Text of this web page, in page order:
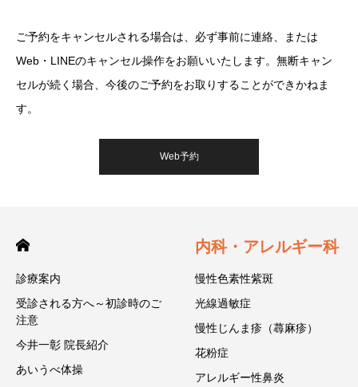
ご予約をキャンセルされる場合は、必ず事前に連絡、または
Web・LINEのキャンセル操作をお願いいたします。無断キャン
セルが続く場合、今後のご予約をお取りすることができかねま
す。
Web予約
診療案内
受診される方へ～初診時のご
注意
今井一彰 院長紹介
あいうべ体操
内科・アレルギー科
慢性色素性紫斑
光線過敏症
慢性じんま疹（蕁麻疹）
花粉症
アレルギー性鼻炎